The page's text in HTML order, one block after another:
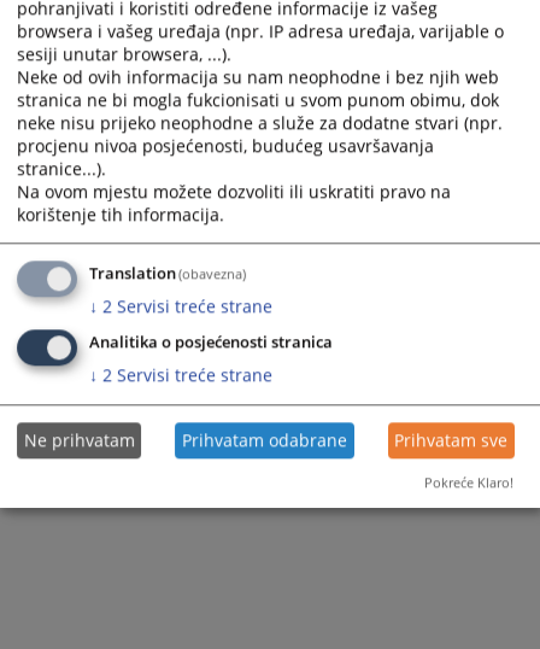
Prateći dokumenti
49 0 K 067094 25 K
108PREGLEDA
pohranjivati i koristiti određene informacije iz vašeg
browsera i vašeg uređaja (npr. IP adresa uređaja, varijable o
sesiji unutar browsera, ...).
Neke od ovih informacija su nam neophodne i bez njih web
stranica ne bi mogla fukcionisati u svom punom obimu, dok
neke nisu prijeko neophodne a služe za dodatne stvari (npr.
procjenu nivoa posjećenosti, budućeg usavršavanja
stranice...).
Na ovom mjestu možete dozvoliti ili uskratiti pravo na
korištenje tih informacija.
Translation(obavezna)
↓ 2 Servisi treće strane
Analitika o posjećenosti stranica
↓ 2 Servisi treće strane
Ne prihvatam Prihvatam odabrane Prihvatam sve
Pokreće Klaro!